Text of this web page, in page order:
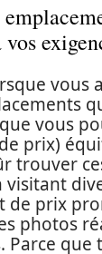
vos
vous
vous
prix)
trouver
de prix
photos
Parce que